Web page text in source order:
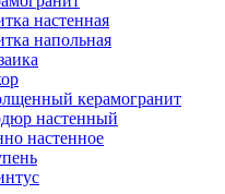
настенная
напольная
керамогранит
настенный
настенное